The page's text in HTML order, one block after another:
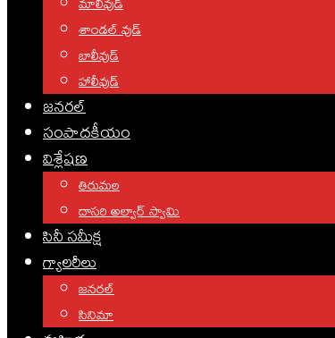
శాండల్ వుడ్
బాలీవుడ్
హాలీవుడ్
జనరల్
సంపాదకీయం
విశ్లేషణ
తిరుమల
దాసరి అల్వార్ స్వామి
సినీ సమీక్ష
గ్యాలరీలు
జనరల్
సినిమా